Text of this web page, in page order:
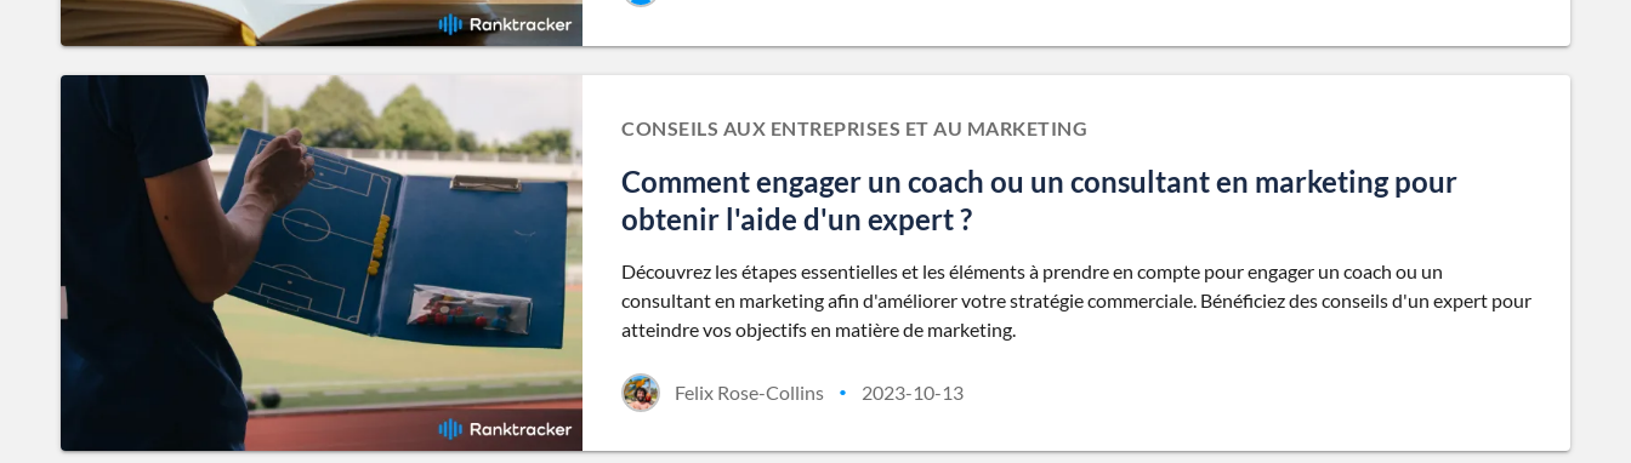
CONSEILS AUX ENTREPRISES ET AU MARKETING
Comment engager un coach ou un consultant en marketing pour
obtenir l'aide d'un expert ?
Découvrez les étapes essentielles et les éléments à prendre en compte pour engager un coach ou un
consultant en marketing afin d'améliorer votre stratégie commerciale. Bénéficiez des conseils d'un expert pour
atteindre vos objectifs en matière de marketing.
Felix Rose-Collins • 2023-10-13